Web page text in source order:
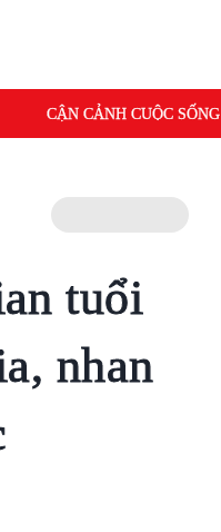
CẬN CẢNH CUỘC SỐNG
tuổi
nhan